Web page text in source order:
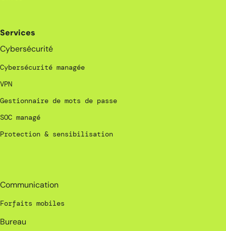
Services
Cybersécurité
Cybersécurité managée
VPN
Gestionnaire de mots de passe
SOC managé
Protection & sensibilisation
Communication
Forfaits mobiles
Bureau